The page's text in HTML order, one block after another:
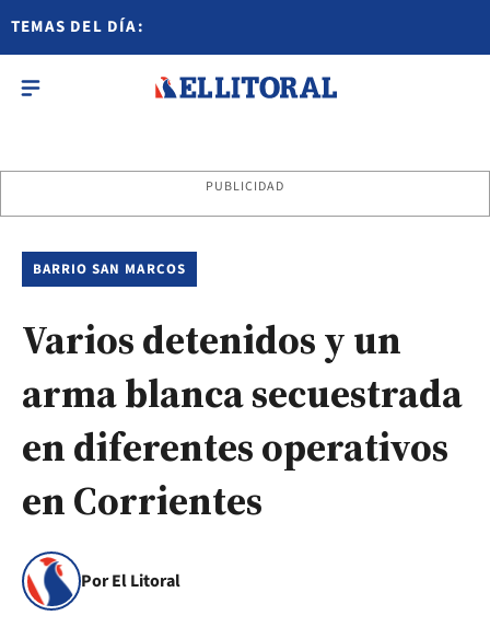
TEMAS DEL DÍA:
PUBLICIDAD
BARRIO SAN MARCOS
Varios detenidos y un
arma blanca secuestrada
en diferentes operativos
en Corrientes
Por El Litoral